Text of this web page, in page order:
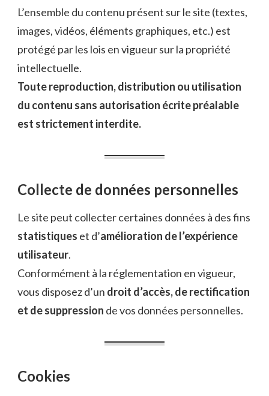
L’ensemble du contenu présent sur le site (textes,
images, vidéos, éléments graphiques, etc.) est
protégé par les lois en vigueur sur la propriété
intellectuelle.
Toute reproduction, distribution ou utilisation
du contenu sans autorisation écrite préalable
est strictement interdite.
Collecte de données personnelles
Le site peut collecter certaines données à des fins
statistiques et d’amélioration de l’expérience
utilisateur.
Conformément à la réglementation en vigueur,
vous disposez d’un droit d’accès, de rectification
et de suppression de vos données personnelles.
Cookies